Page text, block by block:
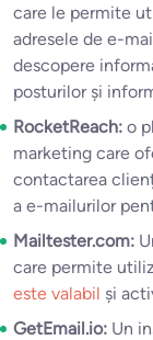
care le permite
adresele de e-
descopere
posturilor și
RocketReach: o
marketing care
contactarea
a e-mailurilor
Mailtester.com:
care permite
este valabil și
GetEmail.io: Un